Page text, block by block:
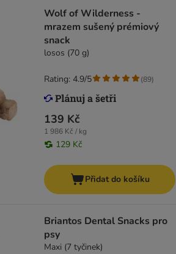
Wolf of Wilderness -
mrazem sušený prémiový
snack
losos (70 g)
139 Kč
1 986 Kč / kg
129 Kč
Rating: 4.9/5 (89)
Přidat do košíku
Briantos Dental Snacks pro
psy
Maxi (7 tyčinek)